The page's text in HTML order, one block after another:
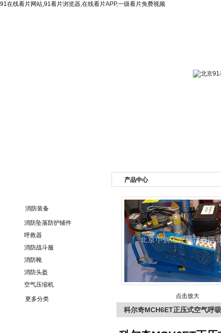
91在线看片网站,91看片浏览器,在线看片APP,一级看片免费视频
消防装备
消防坠落防护辅件
呼救器
消防战斗服
消防靴
消防头盔
空气压缩机
更多分类
产品中心
点击放大
科尔奇MCH6ET正压式空气呼